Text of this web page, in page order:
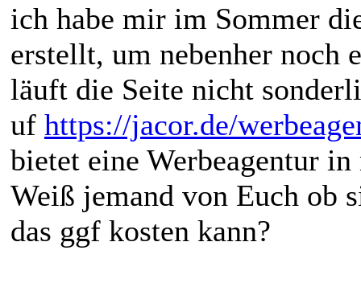
ich habe mir im Sommer
erstellt, um nebenher noch
läuft die Seite nicht
uf https://jacor.de/
bietet eine Werbeagentur
Weiß jemand von Euch ob
das ggf kosten kann?